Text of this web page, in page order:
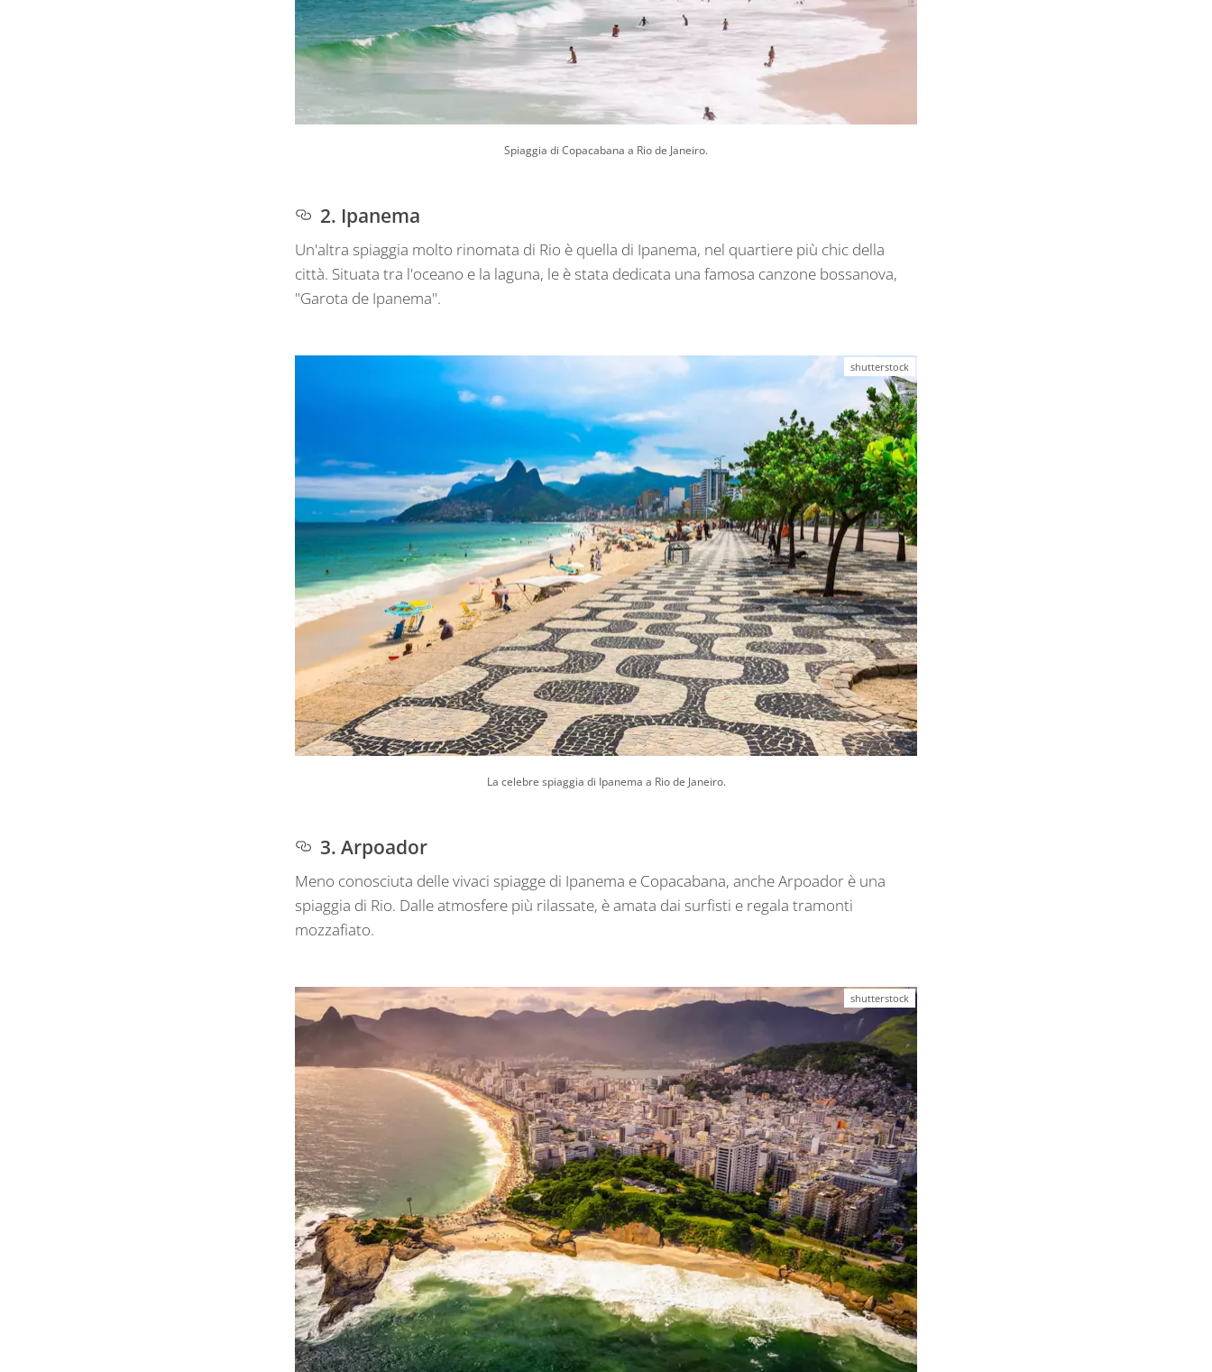
Spiaggia di Copacabana a Rio de Janeiro.
2. Ipanema
Un'altra spiaggia molto rinomata di Rio è quella di Ipanema, nel quartiere più chic della
città. Situata tra l'oceano e la laguna, le è stata dedicata una famosa canzone bossanova,
"Garota de Ipanema".
shutterstock
La celebre spiaggia di Ipanema a Rio de Janeiro.
3. Arpoador
Meno conosciuta delle vivaci spiagge di Ipanema e Copacabana, anche Arpoador è una
spiaggia di Rio. Dalle atmosfere più rilassate, è amata dai surfisti e regala tramonti
mozzafiato.
shutterstock